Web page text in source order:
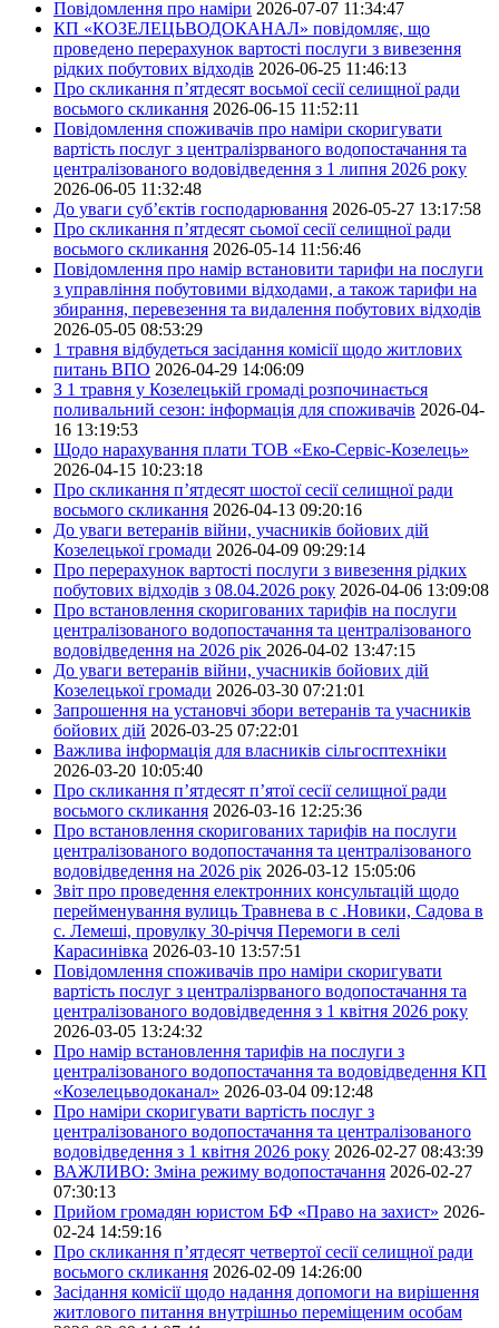
Повідомлення про наміри 2026-07-07 11:34:47
КП «КОЗЕЛЕЦЬВОДОКАНАЛ» повідомляє, що
проведено перерахунок вартості послуги з вивезення
рідких побутових відходів 2026-06-25 11:46:13
Про скликання п’ятдесят восьмої сесії селищної ради
восьмого скликання 2026-06-15 11:52:11
Повідомлення споживачів про наміри скоригувати
вартість послуг з централізрваного водопостачання та
централізованого водовідведення з 1 липня 2026 року
2026-06-05 11:32:48
До уваги суб’єктів господарювання 2026-05-27 13:17:58
Про скликання п’ятдесят сьомої сесії селищної ради
восьмого скликання 2026-05-14 11:56:46
Повідомлення про намір встановити тарифи на послуги
з управління побутовими відходами, а також тарифи на
збирання, перевезення та видалення побутових відходів
2026-05-05 08:53:29
1 травня відбудеться засідання комісії щодо житлових
питань ВПО 2026-04-29 14:06:09
З 1 травня у Козелецькій громаді розпочинається
поливальний сезон: інформація для споживачів 2026-04-
16 13:19:53
Щодо нарахування плати ТОВ «Еко-Сервіс-Козелець»
2026-04-15 10:23:18
Про скликання п’ятдесят шостої сесії селищної ради
восьмого скликання 2026-04-13 09:20:16
До уваги ветеранів війни, учасників бойових дій
Козелецької громади 2026-04-09 09:29:14
Про перерахунок вартості послуги з вивезення рідких
побутових відходів з 08.04.2026 року 2026-04-06 13:09:08
Про встановлення скоригованих тарифів на послуги
централізованого водопостачання та централізованого
водовідведення на 2026 рік 2026-04-02 13:47:15
До уваги ветеранів війни, учасників бойових дій
Козелецької громади 2026-03-30 07:21:01
Запрошення на установчі збори ветеранів та учасників
бойових дій 2026-03-25 07:22:01
Важлива інформація для власників сільгосптехніки
2026-03-20 10:05:40
Про скликання п’ятдесят п’ятої сесії селищної ради
восьмого скликання 2026-03-16 12:25:36
Про встановлення скоригованих тарифів на послуги
централізованого водопостачання та централізованого
водовідведення на 2026 рік 2026-03-12 15:05:06
Звіт про проведення електронних консультацій щодо
перейменування вулиць Травнева в с .Новики, Садова в
с. Лемеші, провулку 30-річчя Перемоги в селі
Карасинівка 2026-03-10 13:57:51
Повідомлення споживачів про наміри скоригувати
вартість послуг з централізрваного водопостачання та
централізованого водовідведення з 1 квітня 2026 року
2026-03-05 13:24:32
Про намір встановлення тарифів на послуги з
централізованого водопостачання та водовідведення КП
«Козелецьводоканал» 2026-03-04 09:12:48
Про наміри скоригувати вартість послуг з
централізованого водопостачання та централізованого
водовідведення з 1 квітня 2026 року 2026-02-27 08:43:39
ВАЖЛИВО: Зміна режиму водопостачання 2026-02-27
07:30:13
Прийом громадян юристом БФ «Право на захист» 2026-
02-24 14:59:16
Про скликання п’ятдесят четвертої сесії селищної ради
восьмого скликання 2026-02-09 14:26:00
Засідання комісії щодо надання допомоги на вирішення
житлового питання внутрішньо переміщеним особам